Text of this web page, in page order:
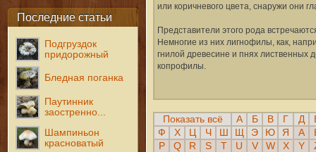
Последние статьи
Подгруздок
придорожный
Бледная поганка
Паутинник
заостренно...
Шампиньон
красноватый
или коричневого цвета, снаружи они
Представители этого рода
Немногие из них лигнофилы, как,
гнилой древесине и пнях лиственных
копрофилы.
Показать всё А Б В Г Д
Ф
Х Ч Э Ю Я A
P
Q R S T U V W X Y